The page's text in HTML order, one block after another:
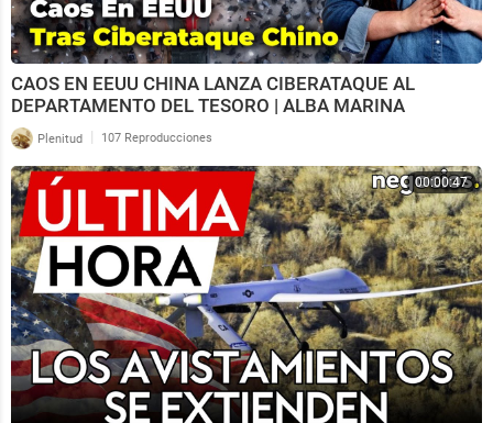
CAOS EN EEUU CHINA LANZA CIBERATAQUE AL
DEPARTAMENTO DEL TESORO | ALBA MARINA
Plenitud | 107 Reproducciones
00:00:47